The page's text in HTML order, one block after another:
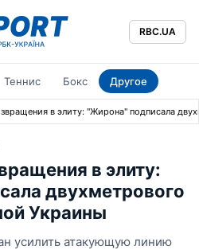
RBC.UA
Теннис Бокс Другое
в элиту: "Жирона" подписала
в элиту:
двухметрового
Украины
усилить атакующую линию